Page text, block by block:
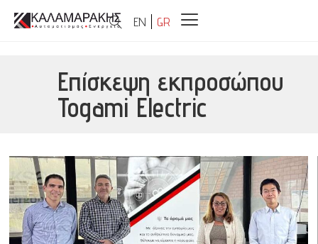
EN GR
Επίσκεψη εκπροσώπου
Togami Electric